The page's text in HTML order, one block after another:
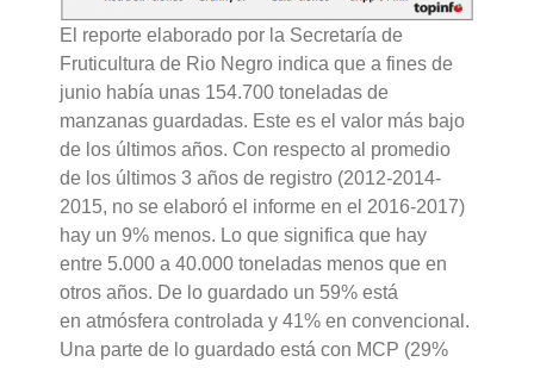
El reporte elaborado por la Secretaría de
Fruticultura de Rio Negro indica que a fines de
junio había unas 154.700 toneladas de
manzanas guardadas. Este es el valor más bajo
de los últimos años. Con respecto al promedio
de los últimos 3 años de registro (2012-2014-
2015, no se elaboró el informe en el 2016-2017)
hay un 9% menos. Lo que significa que hay
entre 5.000 a 40.000 toneladas menos que en
otros años. De lo guardado un 59% está
en atmósfera controlada y 41% en convencional.
Una parte de lo guardado está con MCP (29%